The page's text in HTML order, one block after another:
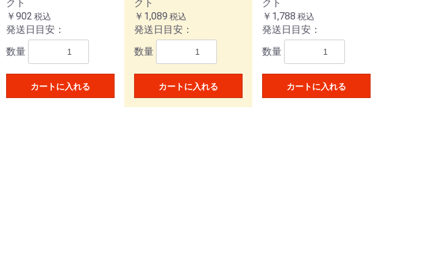
クト
￥902 税込
発送日目安：
数量
カートに入れる
クト
￥1,089 税込
発送日目安：
数量
カートに入れる
クト
￥1,788 税込
発送日目安：
数量
カートに入れる